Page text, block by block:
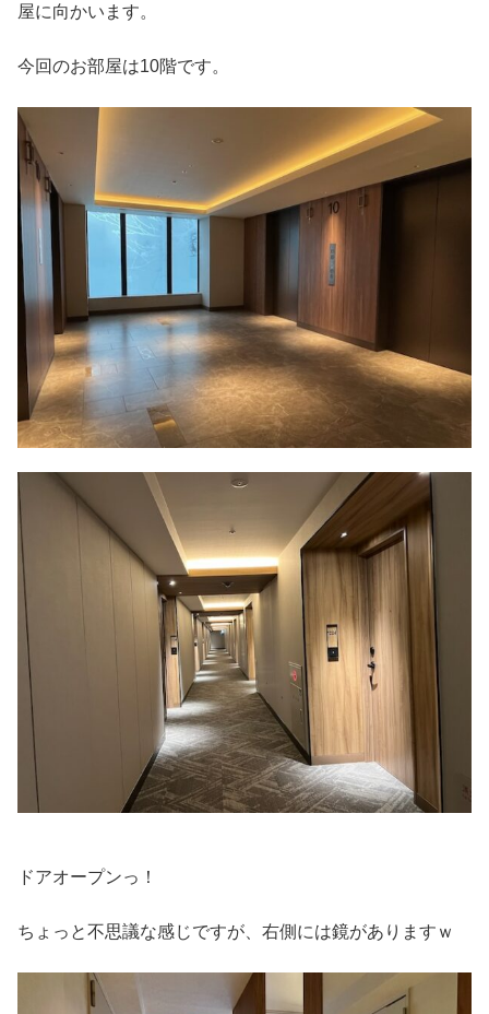
屋に向かいます。
今回のお部屋は10階です。
ドアオープンっ！
ちょっと不思議な感じですが、右側には鏡がありますｗ